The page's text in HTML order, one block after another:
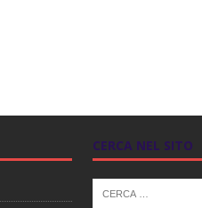
CERCA NEL SITO